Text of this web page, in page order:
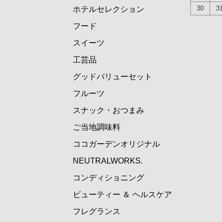
ホテルセレクション
フード
スイーツ
工芸品
グッドバリューセット
フルーツ
スナック・おつまみ
ご当地調味料
ココガーデンオリジナル
NEUTRALWORKS.
コンディショニング
ビューティー ＆ ヘルスケア
フレグランス
30